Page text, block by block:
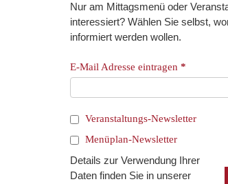
Nur am Mittagsmenü oder
interessiert? Wählen Sie selbst,
informiert werden wollen.
E-Mail Adresse eintragen *
Veranstaltungs-Newsletter
Menüplan-Newsletter
Details zur Verwendung Ihrer
Daten finden Sie in unserer